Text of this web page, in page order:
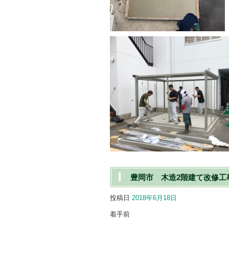
豊岡市 木造2階建て改修
投稿日 2018年6月18日
着手前